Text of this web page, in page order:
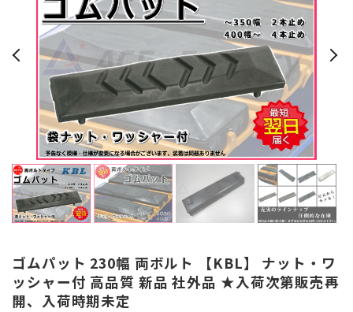
ゴムパット 230幅 両ボルト 【KBL】 ナット・ワ
ッシャー付 高品質 新品 社外品 ★入荷次第販売再
開、入荷時期未定